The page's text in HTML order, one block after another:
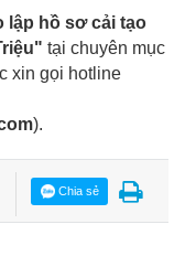
lập hồ sơ cải tạo
tại chuyên mục
xin gọi hotline
).
Chia sẻ